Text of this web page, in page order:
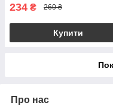
234 ₴ 260 ₴
Купити
Про нас